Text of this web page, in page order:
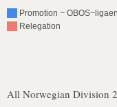
Promotion ~ OBOS~ligaen
Relegation
All Norwegian Division